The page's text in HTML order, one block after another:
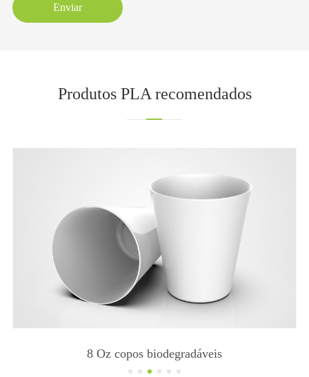
Enviar
Produtos PLA recomendados
8 Oz copos biodegradáveis